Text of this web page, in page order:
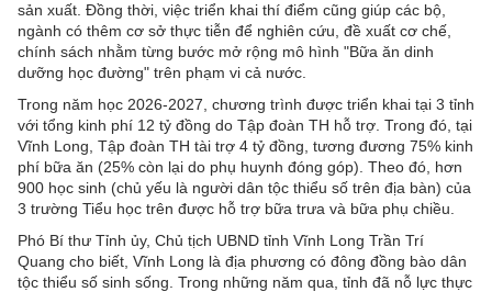
sản xuất. Đồng thời, việc triển khai thí điểm cũng giúp các bộ,
ngành có thêm cơ sở thực tiễn để nghiên cứu, đề xuất cơ chế,
chính sách nhằm từng bước mở rộng mô hình "Bữa ăn dinh
dưỡng học đường" trên phạm vi cả nước.
Trong năm học 2026-2027, chương trình được triển khai tại 3 tỉnh
với tổng kinh phí 12 tỷ đồng do Tập đoàn TH hỗ trợ. Trong đó, tại
Vĩnh Long, Tập đoàn TH tài trợ 4 tỷ đồng, tương đương 75% kinh
phí bữa ăn (25% còn lại do phụ huynh đóng góp). Theo đó, hơn
900 học sinh (chủ yếu là người dân tộc thiểu số trên địa bàn) của
3 trường Tiểu học trên được hỗ trợ bữa trưa và bữa phụ chiều.
Phó Bí thư Tỉnh ủy, Chủ tịch UBND tỉnh Vĩnh Long Trần Trí
Quang cho biết, Vĩnh Long là địa phương có đông đồng bào dân
tộc thiểu số sinh sống. Trong những năm qua, tỉnh đã nỗ lực thực